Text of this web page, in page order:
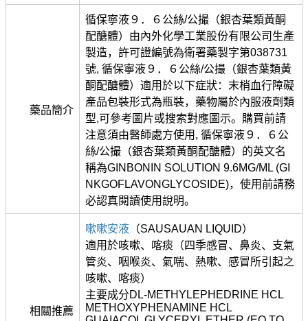
藥品簡介
循保寧液９．６公絲/公撮（銀杏葉類黃酮
配醣體）由內外化學工業股份有限公司生產
製造，許可證編號為衛署藥製字第038731
號, 循保寧液９．６公絲/公撮（銀杏葉類黃
酮配醣體）適用於以下症狀：末梢血行障礙
產品包裝形式為瓶裝，藥物屬於內服液劑類
型,可參考圖片或搜索對應圖示。購買前請
注意須由醫師處方使用, 循保寧液９．６公
絲/公撮（銀杏葉類黃酮配醣體）的英文名
稱為GINBONIN SOLUTION 9.6MG/ML (GI
NKGOFLAVONGLYCOSIDE)，使用前請務
必認真閱讀使用說明。
相關推薦
嗽嗽安液 （SAUSAUAN LIQUID）
適用於咳嗽、喀痰（四季感冒、鼻炎、支氣
管炎、咽喉炎、氣喘、熱嗽、感冒所引起之
咳嗽、喀痰）
主要成分DL-METHYLEPHEDRINE HCL
METHOXYPHENAMINE HCL